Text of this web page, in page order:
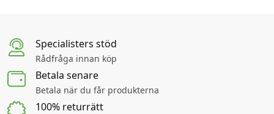
Specialisters stöd
Rådfråga innan köp
Betala senare
Betala när du får produkterna
100% returrätt